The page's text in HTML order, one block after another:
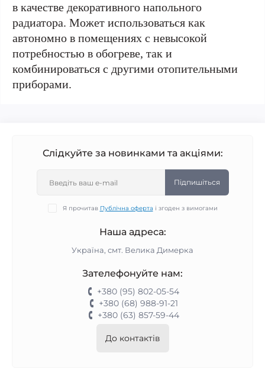
в качестве декоративного напольного
радиатора. Может использоваться как
автономно в помещениях с невысокой
потребностью в обогреве, так и
комбинироваться с другими отопительными
приборами.
Слідкуйте за новинками та акціями:
Підпишіться
Я прочитав Публічна оферта і згоден з вимогами
Наша адреса:
Україна, смт. Велика Димерка
Зателефонуйте нам:
+380 (95) 802-05-54
+380 (68) 988-91-21
+380 (63) 857-59-44
До контактів